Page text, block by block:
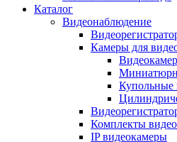
Каталог
Видеонаблюдение
Камеры для
Купольные
Комплекты
IP видеокамеры